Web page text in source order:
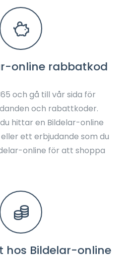
online rabbatkod
och gå till vår sida för
och rabattkoder.
hittar en Bildelar-online
ett erbjudande som du
online för att shoppa
hos Bildelar-online